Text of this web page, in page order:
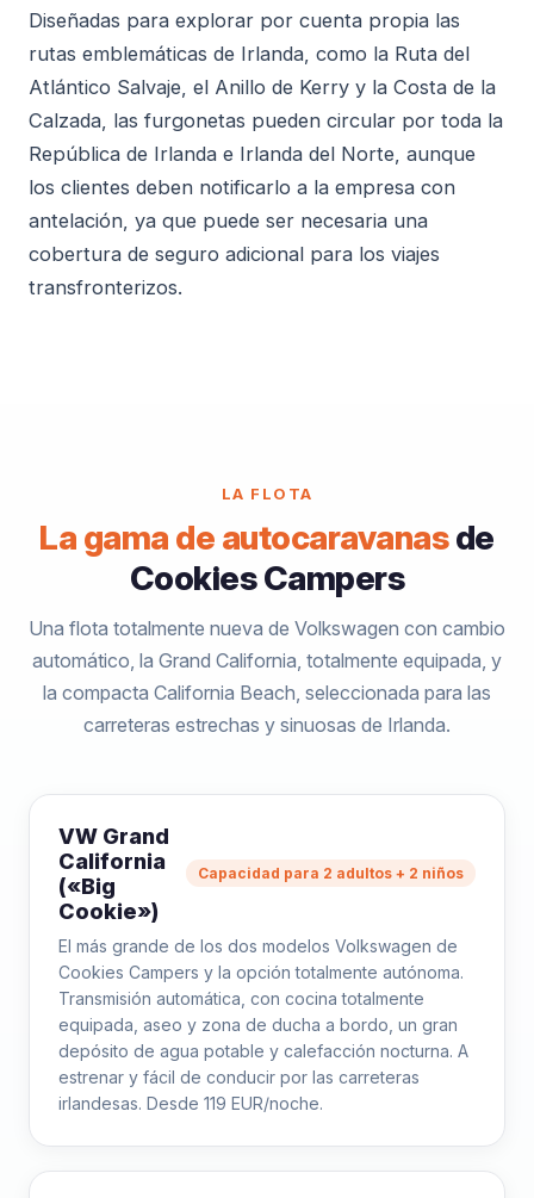
Diseñadas para explorar por cuenta propia las
rutas emblemáticas de Irlanda, como la Ruta del
Atlántico Salvaje, el Anillo de Kerry y la Costa de la
Calzada, las furgonetas pueden circular por toda la
República de Irlanda e Irlanda del Norte, aunque
los clientes deben notificarlo a la empresa con
antelación, ya que puede ser necesaria una
cobertura de seguro adicional para los viajes
transfronterizos.
LA FLOTA
La gama de autocaravanasde
Cookies Campers
Una flota totalmente nueva de Volkswagen con cambio
automático, la Grand California, totalmente equipada, y
la compacta California Beach, seleccionada para las
carreteras estrechas y sinuosas de Irlanda.
VW Grand
California
(«Big
Cookie»)
Capacidad para 2 adultos + 2 niños
El más grande de los dos modelos Volkswagen de
Cookies Campers y la opción totalmente autónoma.
Transmisión automática, con cocina totalmente
equipada, aseo y zona de ducha a bordo, un gran
depósito de agua potable y calefacción nocturna. A
estrenar y fácil de conducir por las carreteras
irlandesas. Desde 119 EUR/noche.